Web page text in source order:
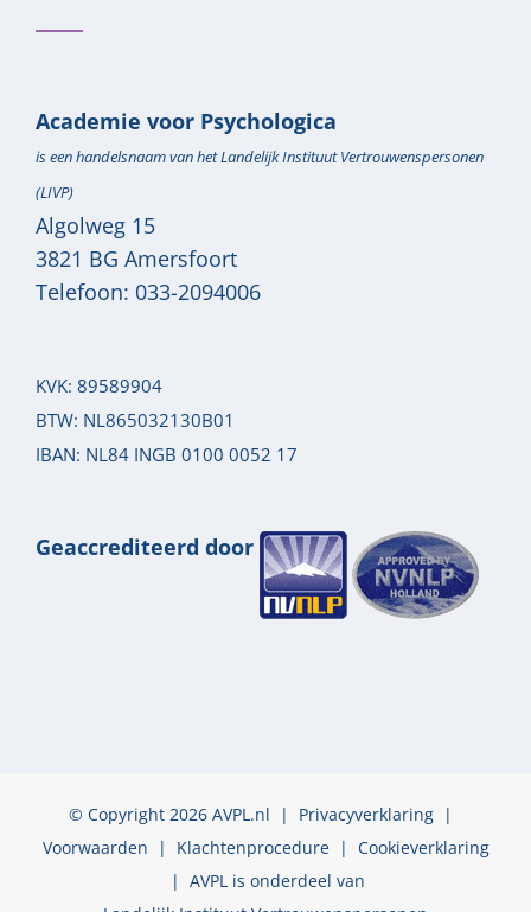
Academie voor Psychologica
is een handelsnaam van het Landelijk Instituut Vertrouwenspersonen
(LIVP)
Algolweg 15
3821 BG Amersfoort
Telefoon: 033-2094006
KVK: 89589904
BTW: NL865032130B01
IBAN: NL84 INGB 0100 0052 17
Geaccrediteerd door
© Copyright 2026 AVPL.nl | Privacyverklaring |
Voorwaarden | Klachtenprocedure| Cookieverklaring
| AVPL is onderdeel van